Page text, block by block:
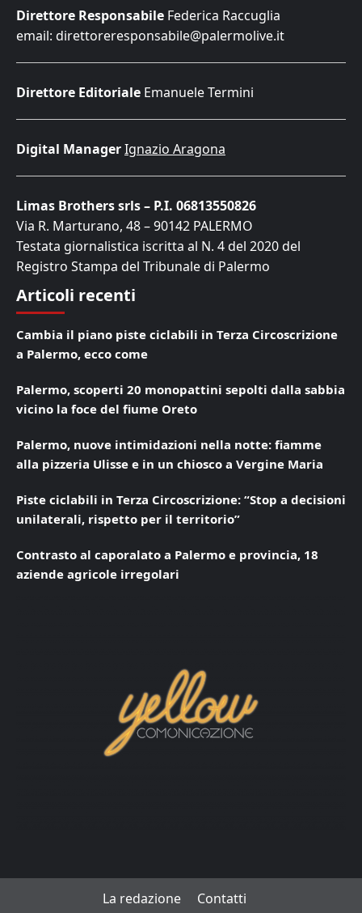
Direttore Responsabile Federica Raccuglia
email: direttoreresponsabile@palermolive.it
Direttore Editoriale Emanuele Termini
Digital ManagerIgnazio Aragona
Limas Brothers srls – P.I. 06813550826
Via R. Marturano, 48 – 90142 PALERMO
Testata giornalistica iscritta al N. 4 del 2020 del
Registro Stampa del Tribunale di Palermo
Articoli recenti
Cambia il piano piste ciclabili in Terza Circoscrizione
a Palermo, ecco come
Palermo, scoperti 20 monopattini sepolti dalla sabbia
vicino la foce del fiume Oreto
Palermo, nuove intimidazioni nella notte: fiamme
alla pizzeria Ulisse e in un chiosco a Vergine Maria
Piste ciclabili in Terza Circoscrizione: “Stop a decisioni
unilaterali, rispetto per il territorio”
Contrasto al caporalato a Palermo e provincia, 18
aziende agricole irregolari
La redazione
Contatti